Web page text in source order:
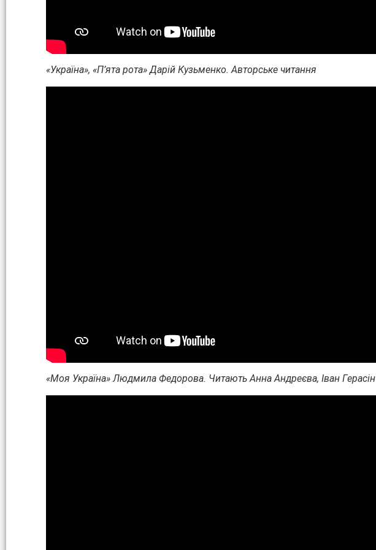
«Україна», «П’ята рота» Дарій Кузьменко. Авторське читання
«Моя Україна» Людмила Федорова. Читають Анна Андреєва, Іван Герасін